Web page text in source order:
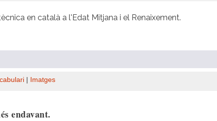
en català a l'Edat Mitjana i el Renaixement.
Imatges
endavant.